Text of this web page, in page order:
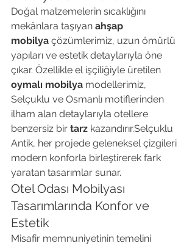
Doğal malzemelerin sıcaklığını
mekânlara taşıyan ahşap
mobilya çözümlerimiz, uzun ömürlü
yapıları ve estetik detaylarıyla öne
çıkar. Özellikle el işçiliğiyle üretilen
oymalı mobilya modellerimiz,
Selçuklu ve Osmanlı motiflerinden
ilham alan detaylarıyla otellere
benzersiz bir tarz kazandırır.Selçuklu
Antik, her projede geleneksel çizgileri
modern konforla birleştirerek fark
yaratan tasarımlar sunar.
Otel Odası Mobilyası
Tasarımlarında Konfor ve
Estetik
Misafir memnuniyetinin temelini